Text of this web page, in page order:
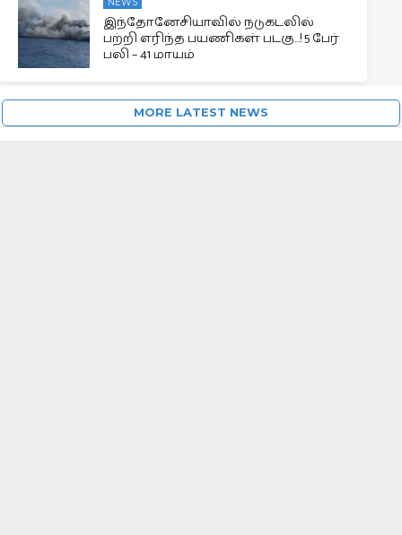
இந்தோனேசியாவில் நடுகடலில்
பற்றி எரிந்த பயணிகள் படகு…! 5 பேர்
பலி – 41 மாயம்
MORE LATEST NEWS